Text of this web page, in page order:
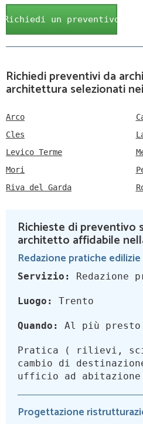
Richiedi un preventivo
Richiedi preventivi da
architettura selezionati
Arco
Cles
Levico Terme
Mori
Riva del Garda
Richieste di preventivo
architetto affidabile
Redazione pratiche edilizie
Servizio: Redazione
Luogo: Trento
Quando: Al più presto
Pratica ( rilievi,
cambio di
ufficio ad
Progettazione